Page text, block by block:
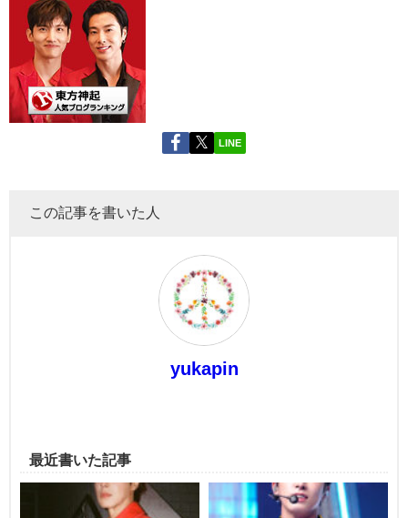
LINE
この記事を書いた人
yukapin
最近書いた記事